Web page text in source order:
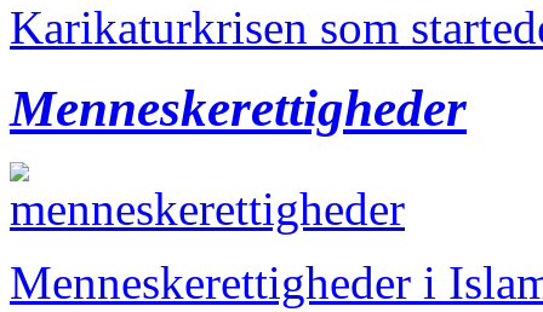
Karikaturkrisen som
Menneskerettigheder
Menneskerettigheder i